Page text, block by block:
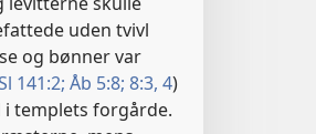
uden tvivl
og bønner var
141:2; Åb 5:8; 8:3, 4)
i templets forgårde.